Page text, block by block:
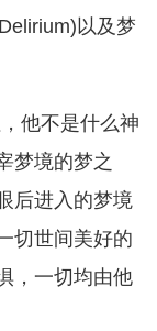
以及梦
他不是什么神
梦境的梦之
后进入的梦境
切世间美好的
，一切均由他